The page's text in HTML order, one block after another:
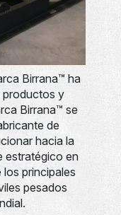
Birrana™ ha
productos y
Birrana™ se
de
hacia la
estratégico en
principales
pesados